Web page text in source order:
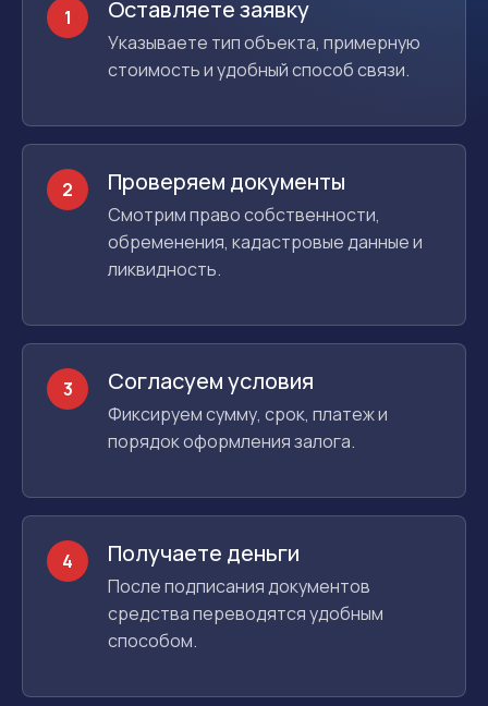
1 Оставляете заявку
Указываете тип объекта, примерную
стоимость и удобный способ связи.
2 Проверяем документы
Смотрим право собственности,
обременения, кадастровые данные и
ликвидность.
3 Согласуем условия
Фиксируем сумму, срок, платеж и
порядок оформления залога.
4 Получаете деньги
После подписания документов
средства переводятся удобным
способом.